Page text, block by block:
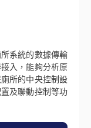
系統的數據傳輸
入，能夠分析原
所的中央控制設
及聯動控制等功